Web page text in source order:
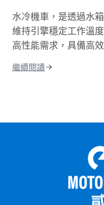
水冷機車，是透過水
維持引擎穩定工作溫
高性能需求，具備高
佳，能減少熱衰竭。
繼續閱讀